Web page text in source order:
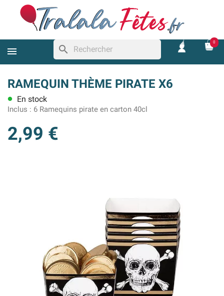
search
0
RAMEQUIN THÈME PIRATE X6
lens En stock
Inclus : 6 Ramequins pirate en carton 40cl
2,99 €